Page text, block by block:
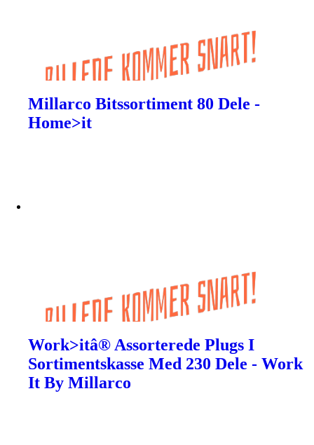
Millarco Bitssortiment 80 Dele -
Home>it
Work>itâ® Assorterede Plugs I
Sortimentskasse Med 230 Dele - Work
It By Millarco